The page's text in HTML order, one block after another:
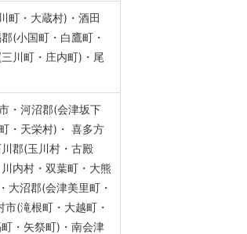
町・大蔵村)・酒田
(小国町・白鷹町・
川町・庄内町)・尾
・河沼郡(会津坂下
・天栄村)・ 喜多方
郡(玉川村・古殿
内村・双葉町・大熊
大沼郡(会津美里町・
(滝根町・大越町・
・矢祭町)・南会津